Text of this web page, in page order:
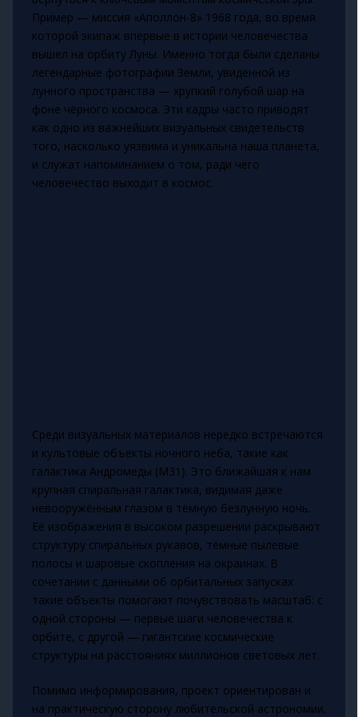
Пример — миссия «Аполлон-8» 1968 года, во время
которой экипаж впервые в истории человечества
вышел на орбиту Луны. Именно тогда были сделаны
легендарные фотографии Земли, увиденной из
лунного пространства — хрупкий голубой шар на
фоне чёрного космоса. Эти кадры часто приводят
как одно из важнейших визуальных свидетельств
того, насколько уязвима и уникальна наша планета,
и служат напоминанием о том, ради чего
человечество выходит в космос.
Среди визуальных материалов нередко встречаются
и культовые объекты ночного неба, такие как
галактика Андромеды (M31). Это ближайшая к нам
крупная спиральная галактика, видимая даже
невооружённым глазом в тёмную безлунную ночь.
Её изображения в высоком разрешении раскрывают
структуру спиральных рукавов, тёмные пылевые
полосы и шаровые скопления на окраинах. В
сочетании с данными об орбитальных запусках
такие объекты помогают почувствовать масштаб: с
одной стороны — первые шаги человечества к
орбите, с другой — гигантские космические
структуры на расстояниях миллионов световых лет.
Помимо информирования, проект ориентирован и
на практическую сторону любительской астрономии.